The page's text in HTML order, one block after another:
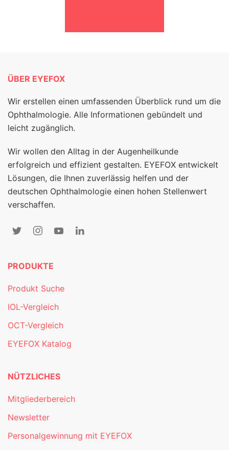
ÜBER EYEFOX
Wir erstellen einen umfassenden Überblick rund um die
Ophthalmologie. Alle Informationen gebündelt und
leicht zugänglich.
Wir wollen den Alltag in der Augenheilkunde
erfolgreich und effizient gestalten. EYEFOX entwickelt
Lösungen, die Ihnen zuverlässig helfen und der
deutschen Ophthalmologie einen hohen Stellenwert
verschaffen.
PRODUKTE
Produkt Suche
IOL-Vergleich
OCT-Vergleich
EYEFOX Katalog
NÜTZLICHES
Mitgliederbereich
Newsletter
Personalgewinnung mit EYEFOX